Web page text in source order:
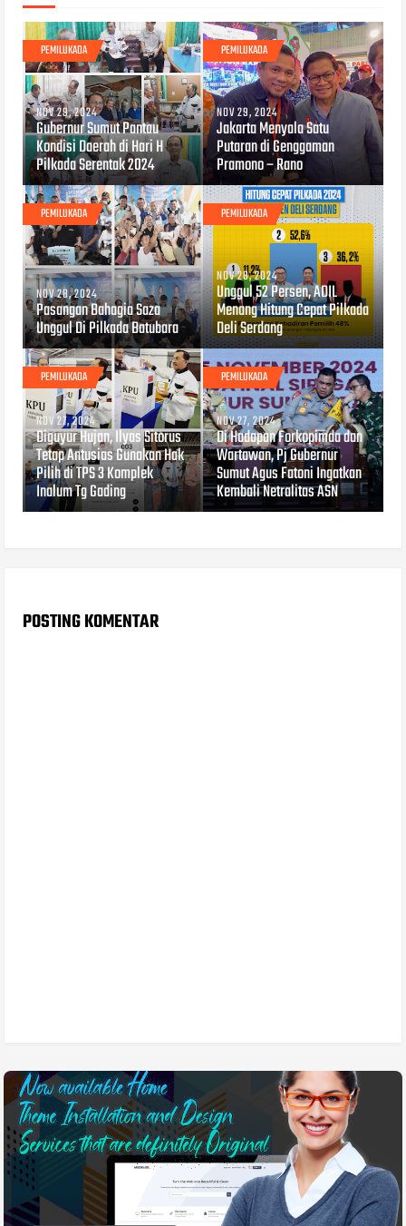
PEMILUKADA
NOV 29, 2024
Gubernur Sumut Pantau
Kondisi Daerah di Hari H
Pilkada Serentak 2024
PEMILUKADA
NOV 29, 2024
Jakarta Menyala Satu
Putaran di Genggaman
Pramono – Rano
PEMILUKADA
NOV 28, 2024
Pasangan Bahagia Saza
Unggul Di Pilkada Batubara
PEMILUKADA
NOV 28, 2024
Unggul 52 Persen, ADIL
Menang Hitung Cepat Pilkada
Deli Serdang
PEMILUKADA
NOV 27, 2024
Diguyur Hujan, Ilyas Sitorus
Tetap Antusias Gunakan Hak
Pilih di TPS 3 Komplek
Inalum Tg Gading
PEMILUKADA
NOV 27, 2024
Di Hadapan Forkopimda dan
Wartawan, Pj Gubernur
Sumut Agus Fatoni Ingatkan
Kembali Netralitas ASN
POSTING KOMENTAR